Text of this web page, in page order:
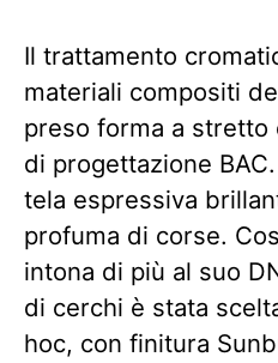
Il trattamento
materiali compositi
preso forma a stretto
di progettazione
tela espressiva
profuma di corse.
intona di più al suo
di cerchi è stata
hoc, con finitura